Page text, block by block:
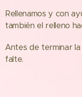
Rellenamos y con
también el relleno
Antes de terminar
falte.